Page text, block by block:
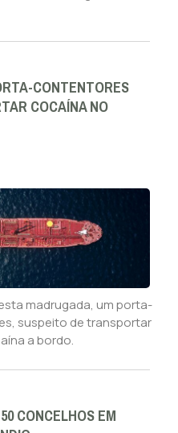
CONTENTORES
COCAÍNA NO
madrugada, um porta-
suspeito de transportar
a bordo.
CONCELHOS EM